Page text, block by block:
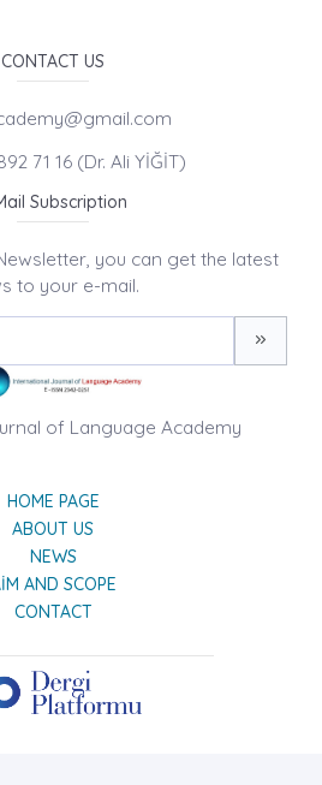
CONTACT US
71 16 (Dr. Ali YİĞİT)
Subscription
you can get the latest
to your e-mail.
of Language Academy
HOME PAGE
ABOUT US
NEWS
AND SCOPE
CONTACT